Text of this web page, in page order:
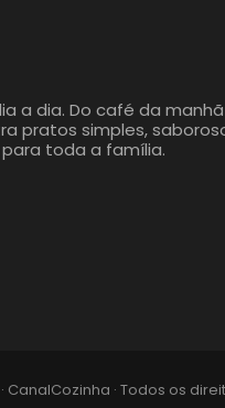
a dia. Do café da
pratos simples,
toda a família.
CanalCozinha · Todos os